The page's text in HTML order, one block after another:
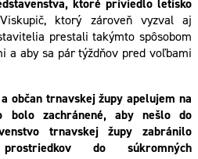
ktoré priviedlo letisko
ktorý zároveň vyzval aj
prestali takýmto spôsobom
a aby sa pár týždňov pred voľbami
občan trnavskej župy apelujem na
bolo zachránené, aby nešlo do
trnavskej župy zabránilo
do súkromných